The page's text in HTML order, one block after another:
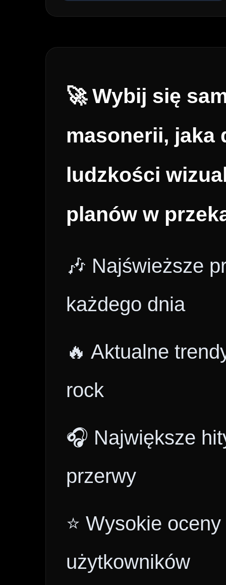
🚀 Wybij się
masonerii, jaka
ludzkości
planów w
🎶 Najświeższe
każdego dnia
🔥 Aktualne
rock
🎧 Największe
przerwy
⭐ Wysokie
użytkowników